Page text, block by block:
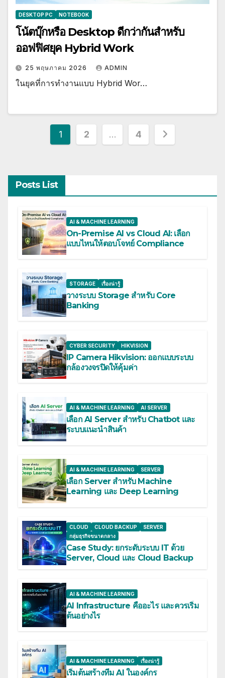
DESKTOP PC NOTEBOOK
โน้ตบุ๊กหรือ Desktop ดีกว่ากันสำหรับ
ออฟฟิศยุค Hybrid Work
25 พฤษภาคม 2026 ADMIN
ในยุคที่การทำงานแบบ Hybrid Wor…
Posts
1 2 … 4
Posts List
AI & MACHINE LEARNING
On-Premise AI vs Cloud AI: เลือก
แบบไหนให้ตอบโจทย์ Compliance
STORAGE เรื่องน่ารู้
วางระบบ Storage สำหรับ Core
Banking
CYBER SECURITY HIKVISION
IP Camera Hikvision: ออกแบบระบบ
กล้องวงจรปิดให้คุ้มค่า
AI & MACHINE LEARNING AI SERVER
เลือก AI Server สำหรับ Chatbot และ
ระบบแนะนำสินค้า
AI & MACHINE LEARNING SERVER
เลือก Server สำหรับ Machine
Learning และ Deep Learning
CLOUD CLOUD BACKUP
SERVER
กลุ่มธุรกิจขนาดกลาง
Case Study: ยกระดับระบบ IT ด้วย
Server, Cloud และ Cloud Backup
AI & MACHINE LEARNING
AI Infrastructure คืออะไร และควรเริ่ม
ต้นอย่างไร
AI & MACHINE LEARNING เรื่องน่ารู้
เริ่มต้นสร้างทีม AI ในองค์กร